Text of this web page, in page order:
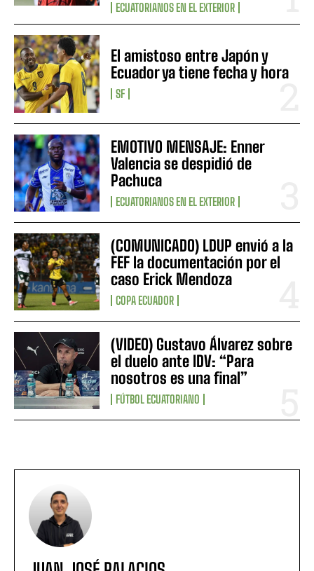
ECUATORIANOS EN EL EXTERIOR
El amistoso entre Japón y
Ecuador ya tiene fecha y hora
SF
EMOTIVO MENSAJE: Enner
Valencia se despidió de
Pachuca
ECUATORIANOS EN EL EXTERIOR
(COMUNICADO) LDUP envió a la
FEF la documentación por el
caso Erick Mendoza
COPA ECUADOR
(VIDEO) Gustavo Álvarez sobre
el duelo ante IDV: “Para
nosotros es una final”
FÚTBOL ECUATORIANO